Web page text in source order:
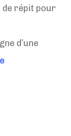
de répit pour
d’une